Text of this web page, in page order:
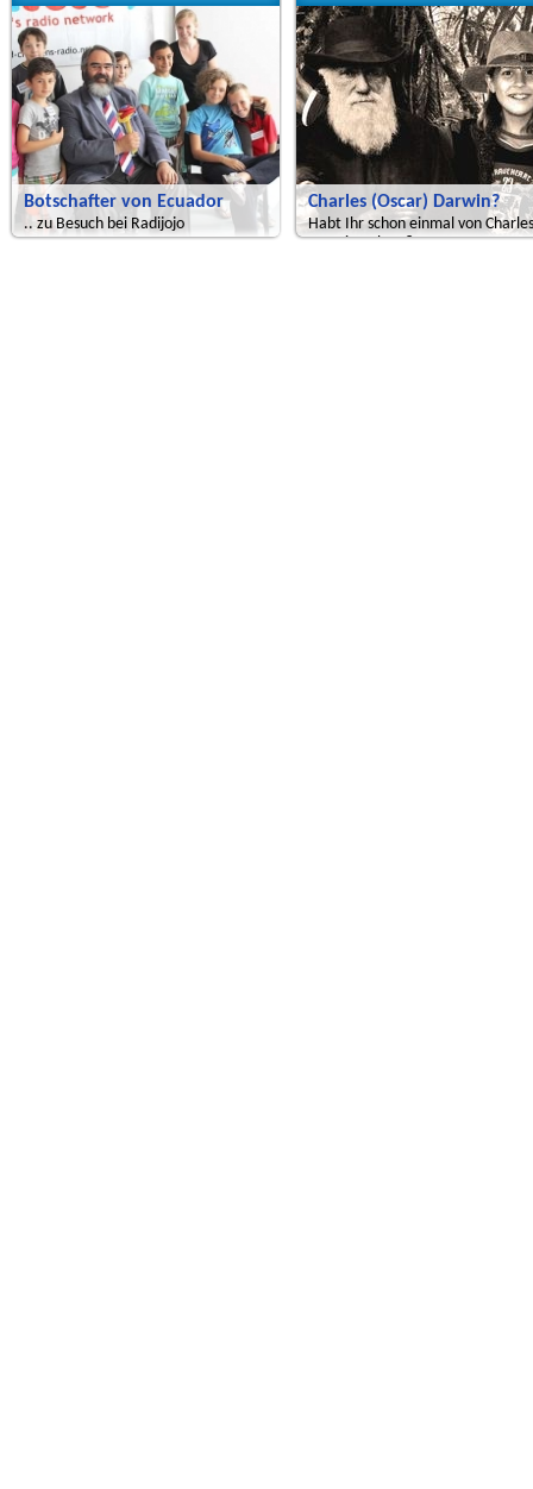
Botschafter von Ecuador
.. zu Besuch bei Radijojo
Charles (Oscar) Darwin?
Habt Ihr schon einmal von Charles
Darwin gehört?